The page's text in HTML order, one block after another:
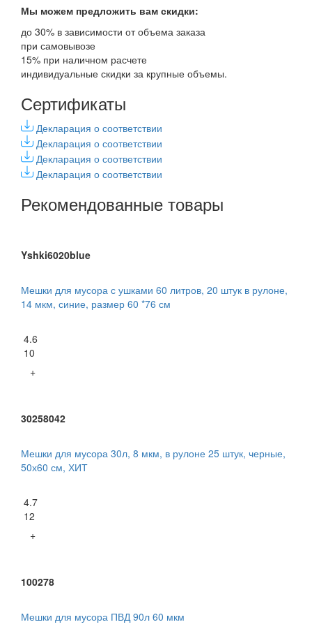
Мы можем предложить вам скидки:
до 30% в зависимости от объема заказа
при самовывозе
15% при наличном расчете
индивидуальные скидки за крупные объемы.
Сертификаты
Декларация о соответствии
Декларация о соответствии
Декларация о соответствии
Декларация о соответствии
Рекомендованные товары
Yshki6020blue
Мешки для мусора с ушками 60 литров, 20 штук в рулоне,
14 мкм, синие, размер 60 *76 см
4.6
10
+
30258042
Мешки для мусора 30л, 8 мкм, в рулоне 25 штук, черные,
50х60 см, ХИТ
4.7
12
+
100278
Мешки для мусора ПВД 90л 60 мкм